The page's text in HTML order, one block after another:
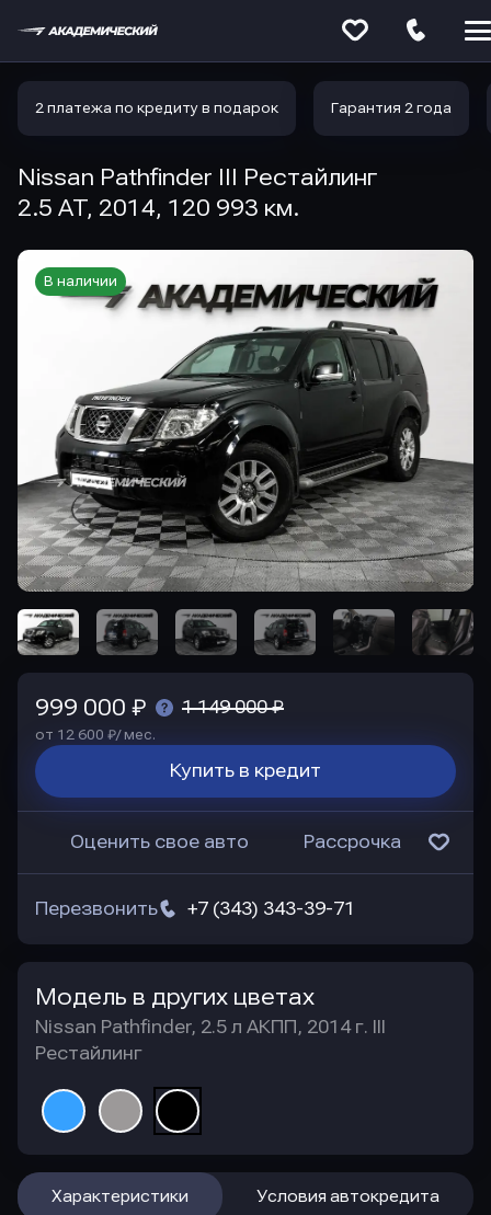
2 платежа по кредиту в подарок Гарантия 2 года
Nissan Pathfinder III Рестайлинг
2.5 AT, 2014, 120 993 км.
В наличии
999 000 ₽ 1 149 000 ₽
от 12 600 ₽/ мес.
Купить в кредит
Оценить свое авто Рассрочка
+7 (343) 343-39-71
Перезвонить
Модель в других цветах
Nissan Pathfinder, 2.5 л АКПП, 2014 г. III
Рестайлинг
Характеристики Условия автокредита